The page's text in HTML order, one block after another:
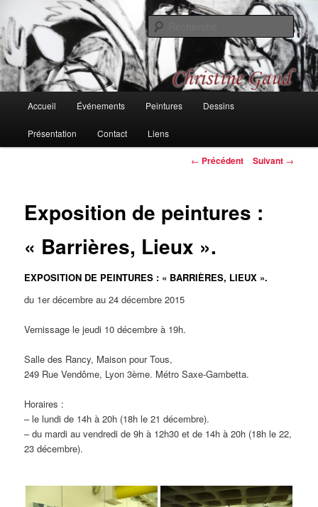
au
contenu
principalChristine Gaud, peintures et
dessins
Une recherche sur les couleurs, les formes, les rythmes, passages et
bifurcations
principal
Accueil Événements Peintures Dessins
Présentation Contact Liens
Navigation
← Précédent Suivant →
Exposition de peintures :
« Barrières, Lieux ».
EXPOSITION DE PEINTURES : « BARRIÈRES, LIEUX ».
du 1er décembre au 24 décembre 2015
Vernissage le jeudi 10 décembre à 19h.
Salle des Rancy, Maison pour Tous,
249 Rue Vendôme, Lyon 3ème. Métro Saxe-Gambetta.
Horaires :
– le lundi de 14h à 20h (18h le 21 décembre).
– du mardi au vendredi de 9h à 12h30 et de 14h à 20h (18h le 22,
23 décembre).